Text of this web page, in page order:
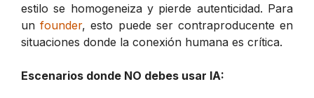
estilo se homogeneiza y pierde autenticidad. Para
unfounder, esto puede ser contraproducente en
situaciones donde la conexión humana es crítica.
Escenarios donde NO debes usar IA: